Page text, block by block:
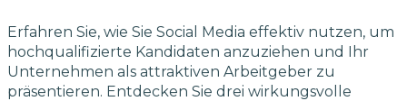
Erfahren Sie, wie Sie Social Media effektiv nutzen, um
hochqualifizierte Kandidaten anzuziehen und Ihr
Unternehmen als attraktiven Arbeitgeber zu
präsentieren. Entdecken Sie drei wirkungsvolle